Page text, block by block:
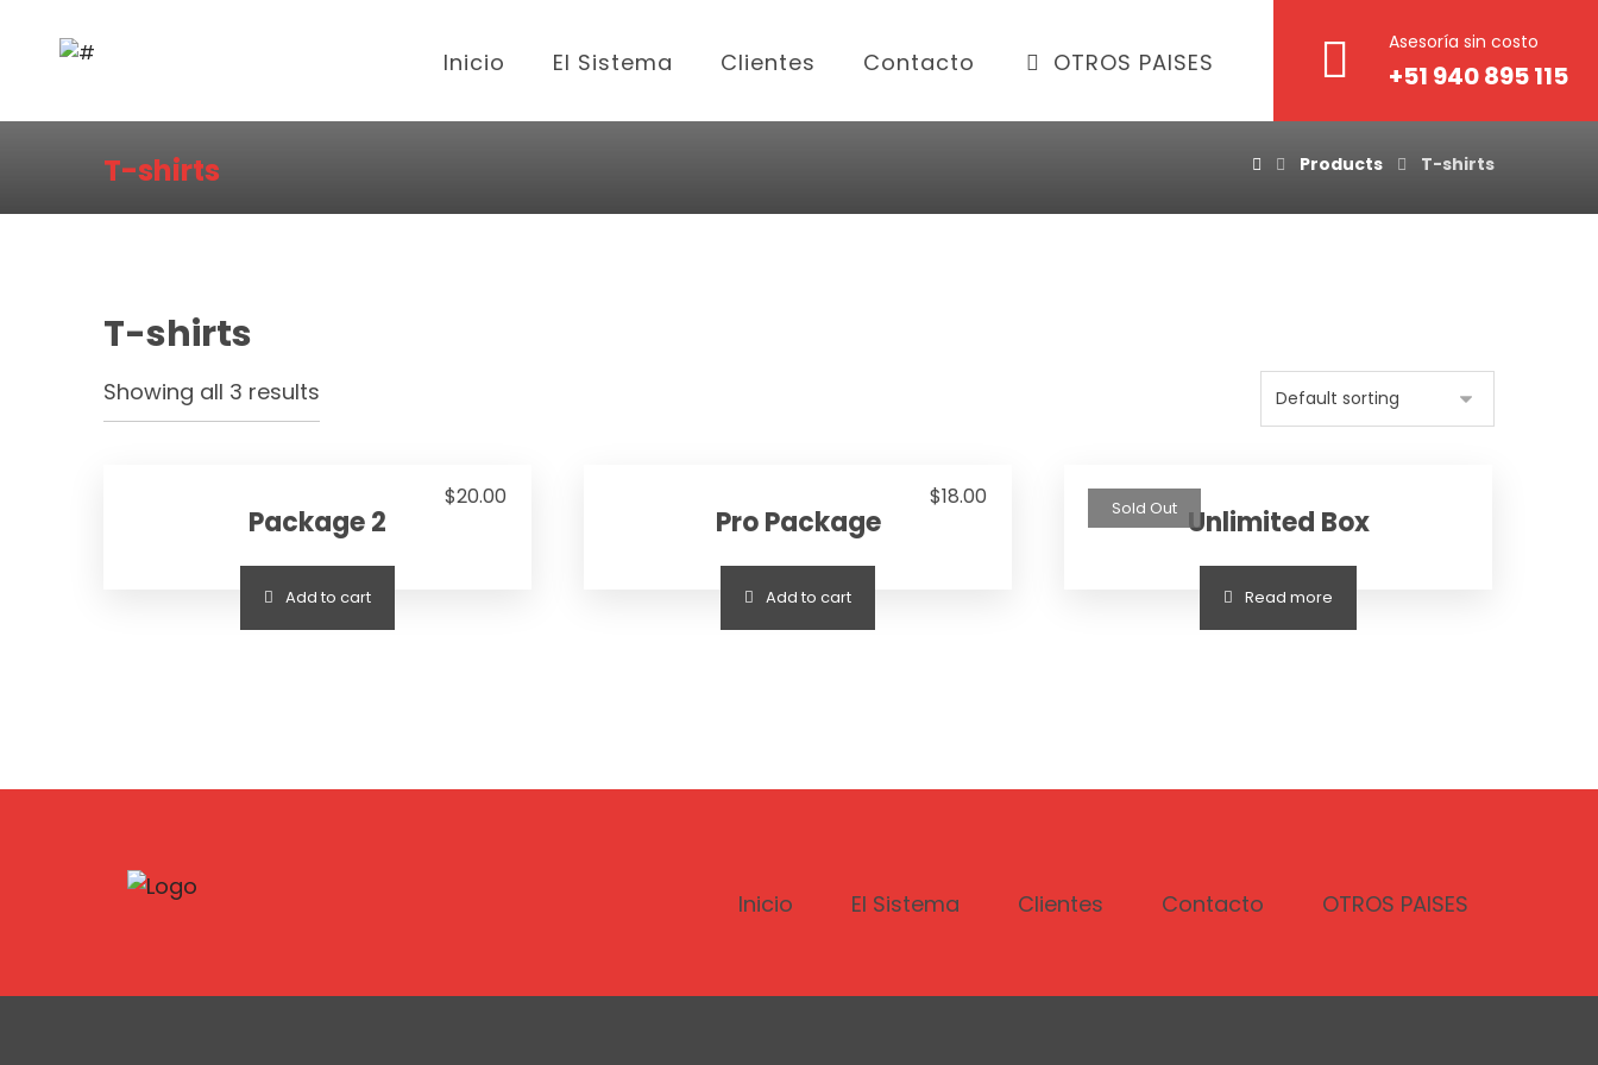
Asesoría sin costo
+51 940 895 115
Inicio El Sistema Clientes Contacto OTROS PAISES
T-shirts Products T-shirts
T-shirts
Showing all 3 results
Package 2
$20.00
Add to cart
Pro Package
$18.00
Add to cart
Unlimited Box
Sold Out
Read more
Inicio El Sistema Clientes Contacto OTROS PAISES